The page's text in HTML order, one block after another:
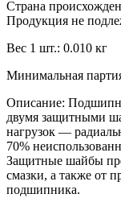
Страна
Продукция не
Вес 1 шт.: 0.010 кг
Минимальная
Описание:
двумя защитными
нагрузок —
70%
Защитные шайбы
смазки, а также от
подшипника.